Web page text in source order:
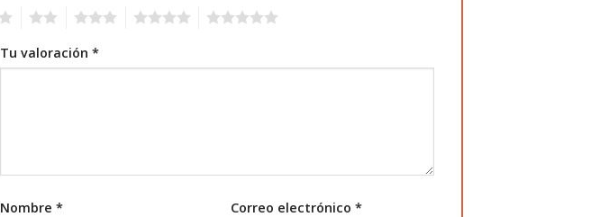
Tu valoración*
Nombre* Correo electrónico*